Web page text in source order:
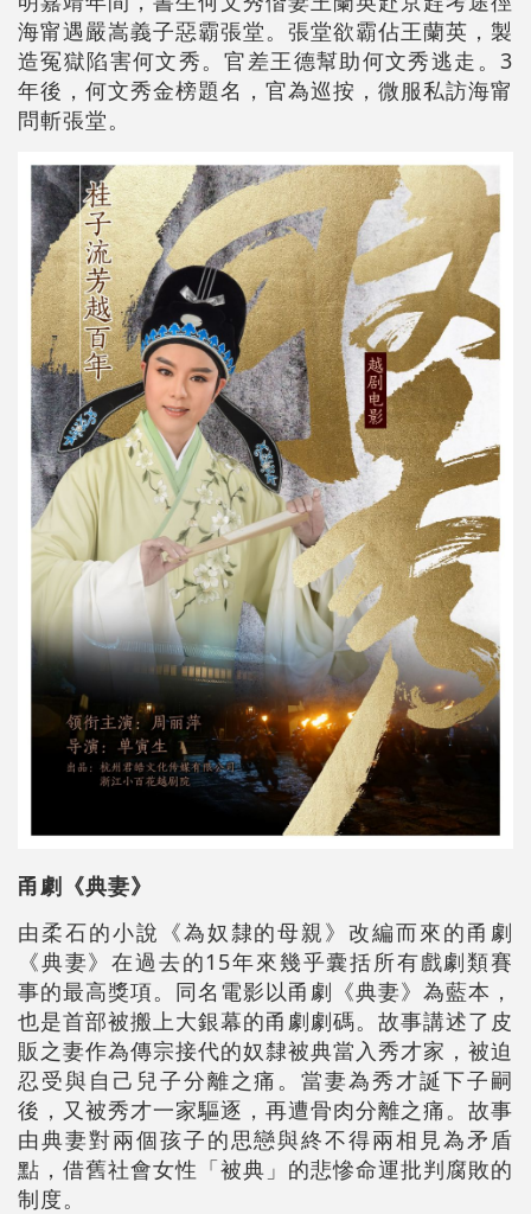
海甯遇嚴嵩義子惡霸張堂。張堂欲霸佔王蘭英，製
造冤獄陷害何文秀。官差王德幫助何文秀逃走。3
年後，何文秀金榜題名，官為巡按，微服私訪海甯
問斬張堂。
甬劇《典妻》
由柔石的小說《為奴隸的母親》改編而來的甬劇
《典妻》在過去的15年來幾乎囊括所有戲劇類賽
事的最高獎項。同名電影以甬劇《典妻》為藍本，
也是首部被搬上大銀幕的甬劇劇碼。故事講述了皮
販之妻作為傳宗接代的奴隸被典當入秀才家，被迫
忍受與自己兒子分離之痛。當妻為秀才誕下子嗣
後，又被秀才一家驅逐，再遭骨肉分離之痛。故事
由典妻對兩個孩子的思戀與終不得兩相見為矛盾
點，借舊社會女性「被典」的悲慘命運批判腐敗的
制度。